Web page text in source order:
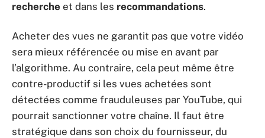
recherche et dans les recommandations.
Acheter des vues ne garantit pas que votre vidéo
sera mieux référencée ou mise en avant par
l’algorithme. Au contraire, cela peut même être
contre-productif si les vues achetées sont
détectées comme frauduleuses par YouTube, qui
pourrait sanctionner votre chaîne. Il faut être
stratégique dans son choix du fournisseur, du